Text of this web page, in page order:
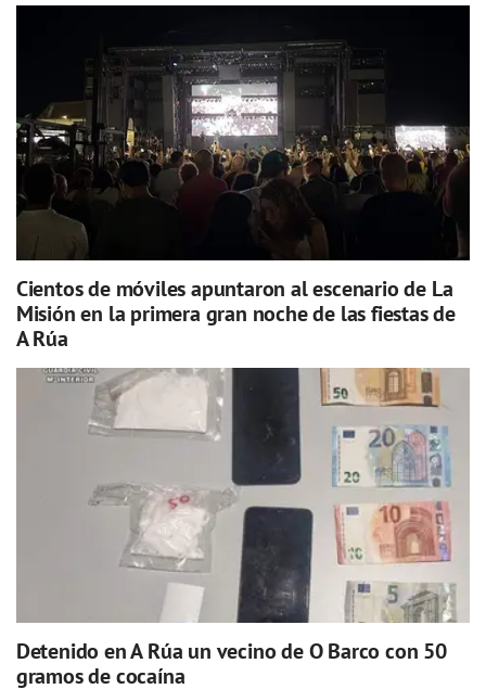
Cientos de móviles apuntaron al escenario de La
Misión en la primera gran noche de las fiestas de
A Rúa
Detenido en A Rúa un vecino de O Barco con 50
gramos de cocaína